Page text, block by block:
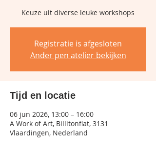
Keuze uit diverse leuke workshops
Registratie is afgesloten
Ander pen atelier bekijken
Tijd en locatie
06 jun 2026, 13:00 – 16:00
A Work of Art, Billitonflat, 3131
Vlaardingen, Nederland